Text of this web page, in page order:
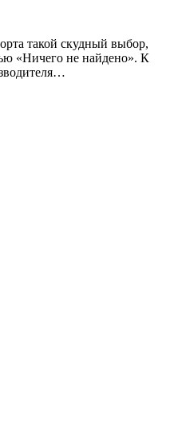
такой скудный выбор,
«Ничего не найдено». К